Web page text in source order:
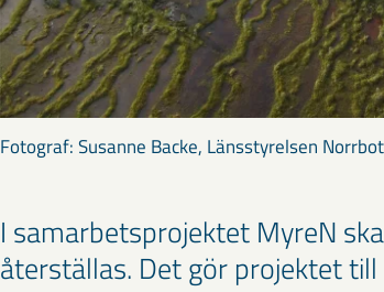
Fotograf: Susanne Backe, Länsstyrelsen
I samarbetsprojektet MyreN
återställas. Det gör projektet